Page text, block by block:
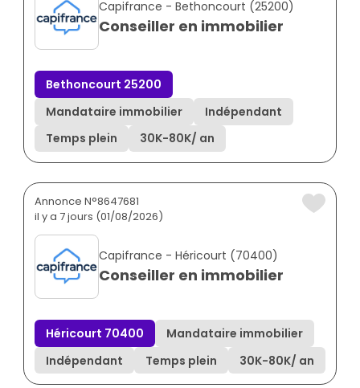
Capifrance - Bethoncourt (25200)
Conseiller en immobilier
Bethoncourt 25200
Mandataire immobilier
Indépendant
Temps plein
30K-80K/ an
Annonce N°8647681
il y a 7 jours (01/08/2026)
Capifrance - Héricourt (70400)
Conseiller en immobilier
Héricourt 70400
Mandataire immobilier
Indépendant
Temps plein 30K-80K/ an